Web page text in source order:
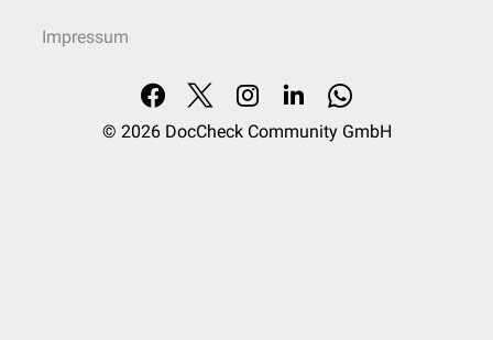
Impressum
© 2026 DocCheck Community GmbH